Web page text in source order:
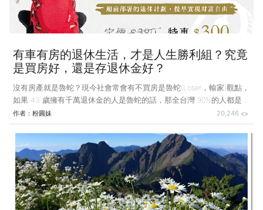
有車有房的退休生活，才是人生勝利組？究竟
是買房好，還是存退休金好？
沒有房產就是魯蛇？現今社會常會有不買房是魯蛇(Loser，輸家)觀點，
如果 43 歲擁有千萬退休金的人是魯蛇的話，那全台灣 90%的人都是魯
蛇了。特斯拉執行長馬斯克，現在也不擁有任何房產，若說沒有房產就
是魯蛇，難道馬斯克也是魯蛇嗎? 馬斯克說：「我已擁有火星了，還要
房產做什麼?」 想買房又想存退休金，該如何選擇？資產有很多種
形式，不動產、有價證券、藝術品、 黃金⋯⋯，都是資產，不是有房
子才叫做「資產」，且不動產變現性差，亦無法分批變現，若需款孔急
時，又碰到景氣差市場行情不佳，遠水難救近火。最理想的狀況當然是
能買房又能存到退休
作者： 粉圓妹 20,246